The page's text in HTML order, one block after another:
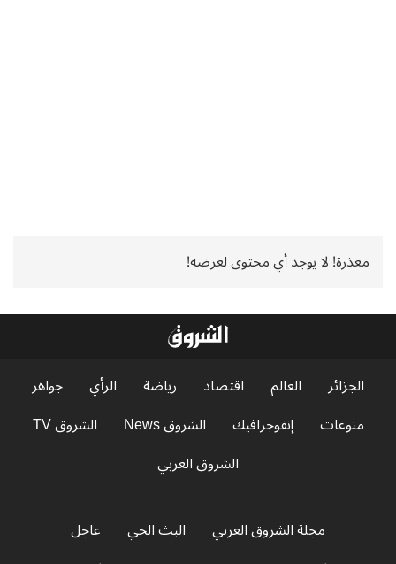
معذرة! لا يوجد أي محتوى لعرضه!
الجزائر العالم اقتصاد رياضة الرأي
جواهر
منوعات
إنفوجرافيك الشروق News
الشروق TV
الشروق العربي
مجلة الشروق العربي البث الحي
عاجل